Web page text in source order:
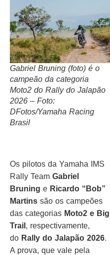
Gabriel Bruning (foto) é o
campeão da categoria
Moto2 do Rally do Jalapão
2026 – Foto:
DFotos/Yamaha Racing
Brasil
Os pilotos da Yamaha IMS
Rally Team Gabriel
Bruning e Ricardo “Bob”
Martins são os campeões
das categorias Moto2 e Big
Trail , respectivamente,
do Rally do Jalapão 2026.
A prova, que vale pela